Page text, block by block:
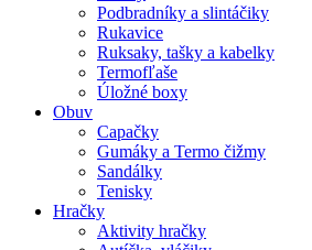
Podbradníky a slintáčiky
Rukavice
Ruksaky, tašky a kabelky
Termofľaše
Úložné boxy
Obuv
Capačky
Gumáky a Termo čižmy
Sandálky
Tenisky
Hračky
Aktivity hračky